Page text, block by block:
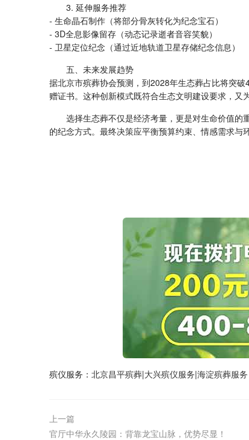
3. 延伸服务推荐
- 生命晶石制作（将部分骨灰转化为纪念宝石）
- 3D全息影像留存（动态记录逝者音容笑貌）
- 卫星定位纪念（通过近地轨道卫星存储纪念信息）
五、未来发展趋势
据北京市殡葬协会预测，到2028年生态葬占比将突破
赠证书。这种创新模式既符合生态文明建设要求，又
选择生态葬不仅是经济考量，更是对生命价值
的纪念方式。最终决策应平衡预算约束、情感需求与
殡仪服务： 北京昌平殡葬|大兴殡仪服务|海淀殡葬服务
上一篇
官厅中华永久陵园：背靠龙宝山脉，优势尽显！